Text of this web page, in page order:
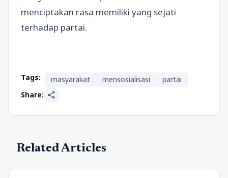
menciptakan rasa memiliki yang sejati
terhadap partai.
Tags: masyarakat mensosialisasi
partai
Share: share
Related Articles